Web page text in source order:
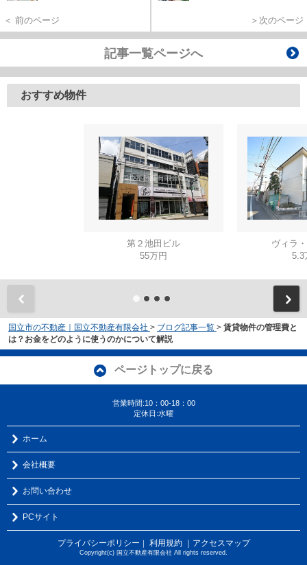
＜ 前のページ ＞次のページ
記事一覧ページへ
おすすめ物件
第２池田ビル
55万円
ヴィラ
5.3
国立市の不動産｜国立不動産有限会社 > ブログ記事一覧 > 賃貸物件の管理費と
は？お金をどのように使うのかについて解説
ページトップに戻る
営業時間:10：00-18：00
定休日:水曜
ホーム
会社概要
お問い合わせ
PCサイト
プライバシーポリシー 利用規約 ｜アクセスマップ
Copyright(c) 国立不動産有限会社 All rights reserved.